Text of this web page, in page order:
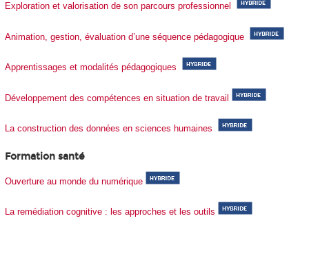
Exploration et valorisation de son parcours professionnel
Animation, gestion, évaluation d’une séquence pédagogique
Apprentissages et modalités pédagogiques
Développement des compétences en situation de travail
La construction des données en sciences humaines
Formation santé
Ouverture au monde du numérique
La remédiation cognitive : les approches et les outils